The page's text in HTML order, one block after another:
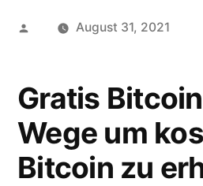
Posted August 31, 2021
Gratis
Wege um
Bitcoin zu